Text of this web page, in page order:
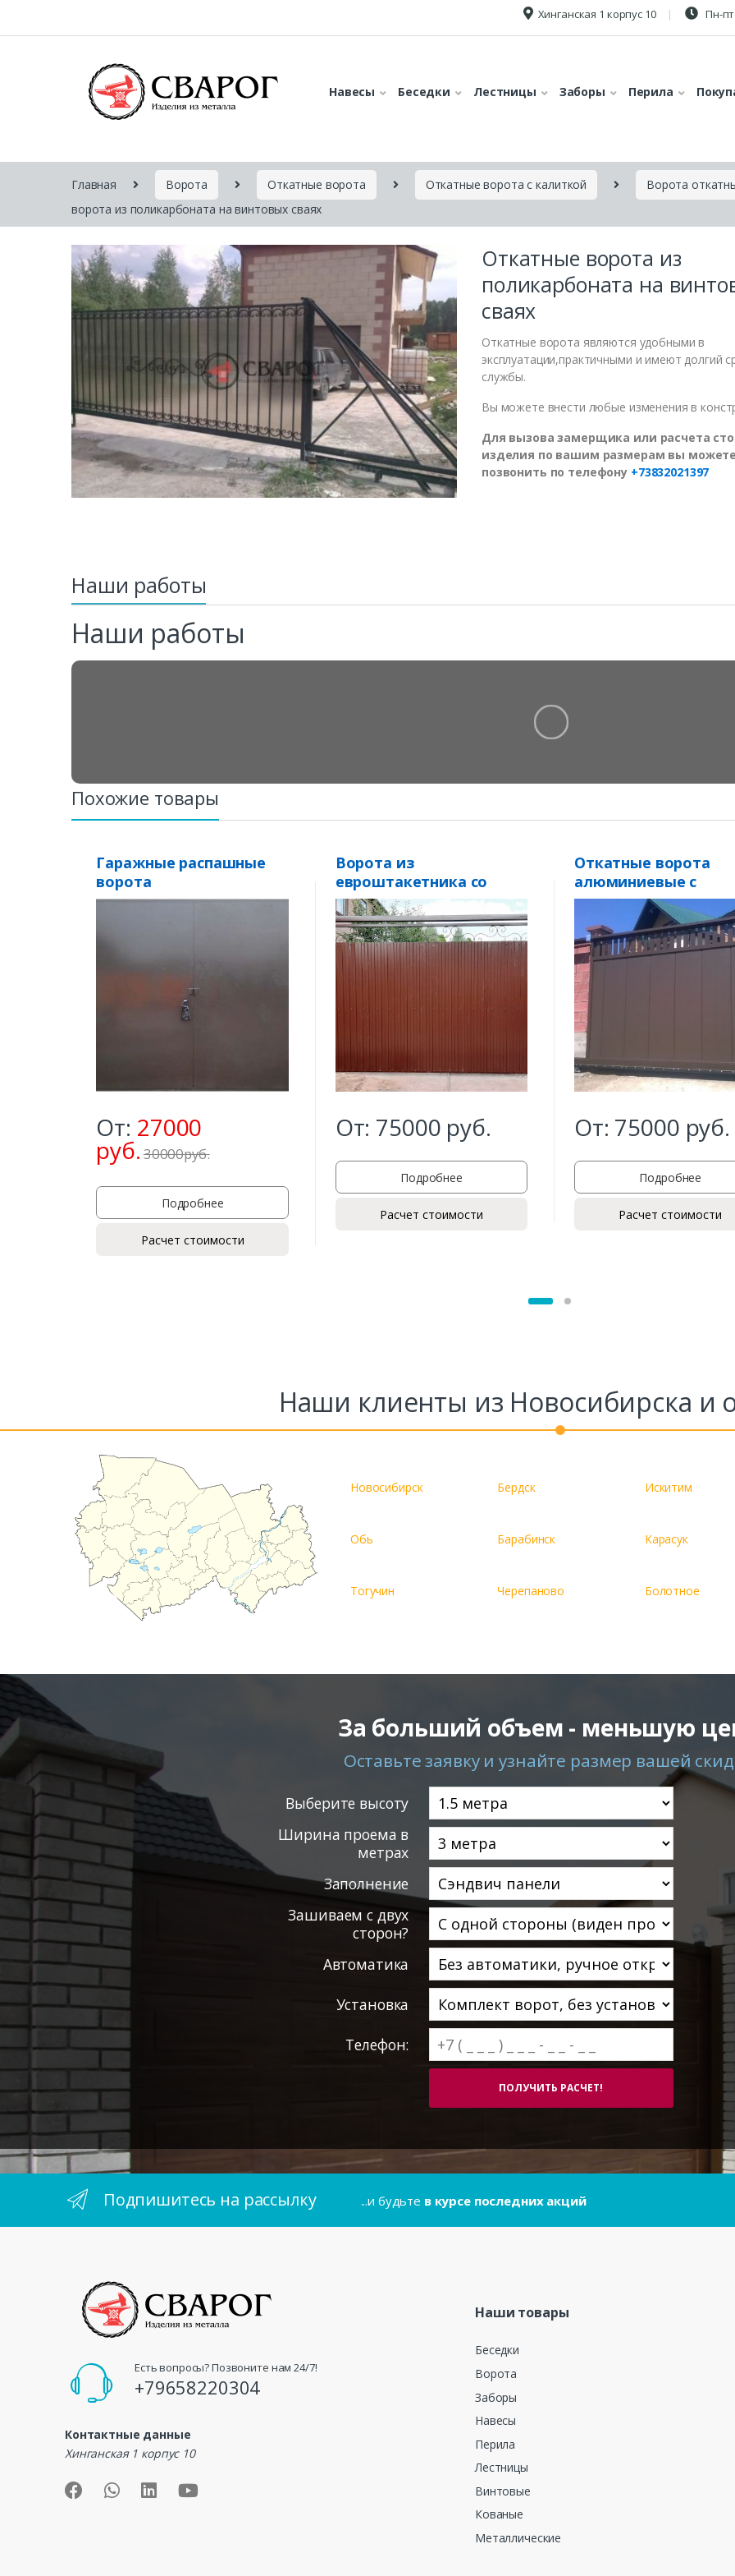
Ваше имя*
Хинганская 1 корпус 10 Пн-пт
Навесы Беседки Лестницы Заборы Перила
Главная Ворота Откатные ворота Откатные ворота с калиткой Ворота
ворота из поликарбоната на винтовых сваях
Откатные ворота из
поликарбоната на
сваях
Откатные ворота являются удобными в
эксплуатации,практичными и имеют долгий
службы.
Вы можете внести любые изменения в
Для вызова замерщика или расчета
изделия по вашим размерам вы можете
позвонить по телефону +73832021397
Наши работы
Наши работы
Похожие товары
Гаражные распашные
ворота
От: 27000
руб. 30000руб.
Подробнее
Расчет стоимости
Ворота из
евроштакетника со
съёмной балкой
От: 75000 руб.
Подробнее
Расчет стоимости
Откатные ворота
алюминиевые с
кирпичными
От: 75000 руб.
Подробнее
Расчет стоимости
Наши клиенты из Новосибирска и
Новосибирск Бердск Искитим
Обь Барабинск Карасук
Тогучин Черепаново Болотное
За больший объем - меньшую
Оставьте заявку и узнайте размер вашей
Выберите высоту
Ширина проема в
метрах
Заполнение
Зашиваем с двух
сторон?
Автоматика
Установка
Телефон:
Подпишитесь на рассылку ...и будьте в курсе последних акций
Есть вопросы? Позвоните нам 24/7!
+79658220304
Контактные данные
Хинганская 1 корпус 10
Наши товары
Беседки
Ворота
Заборы
Навесы
Перила
Лестницы
Винтовые
Кованые
Металлические